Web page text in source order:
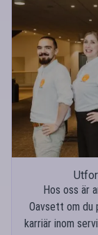
Hos oss är
Oavsett om du
karriär inom